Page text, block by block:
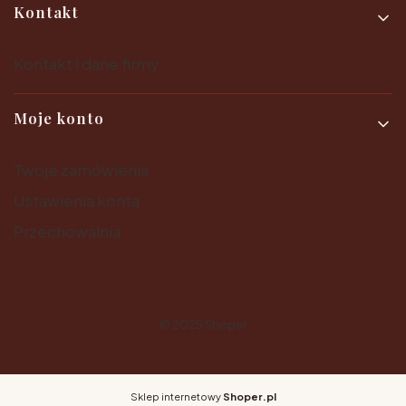
Kontakt
Moje konto
Sklep internetowy Shoper.pl